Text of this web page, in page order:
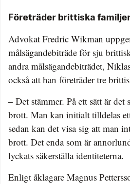
Företräder brittiska
Advokat Fredric Wikman
målsägandebiträde för sju
andra målsägandebiträdet,
också att han företräder tre
– Det stämmer. På ett sätt är det
brott. Man kan initialt tilldelas
sedan kan det visa sig att man
brott. Det enda som är
lyckats säkerställa identiteterna.
Enligt åklagare Magnus